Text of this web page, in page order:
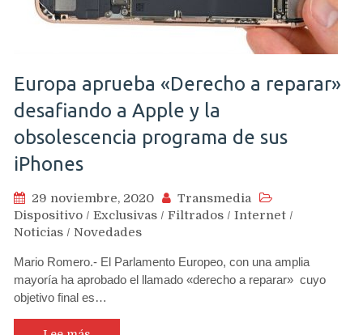
Europa aprueba «Derecho a reparar»
desafiando a Apple y la
obsolescencia programa de sus
iPhones
29 noviembre, 2020
Transmedia
Dispositivo / Exclusivas / Filtrados / Internet /
Noticias / Novedades
Mario Romero.- El Parlamento Europeo, con una amplia
mayoría ha aprobado el llamado «derecho a reparar» cuyo
objetivo final es…